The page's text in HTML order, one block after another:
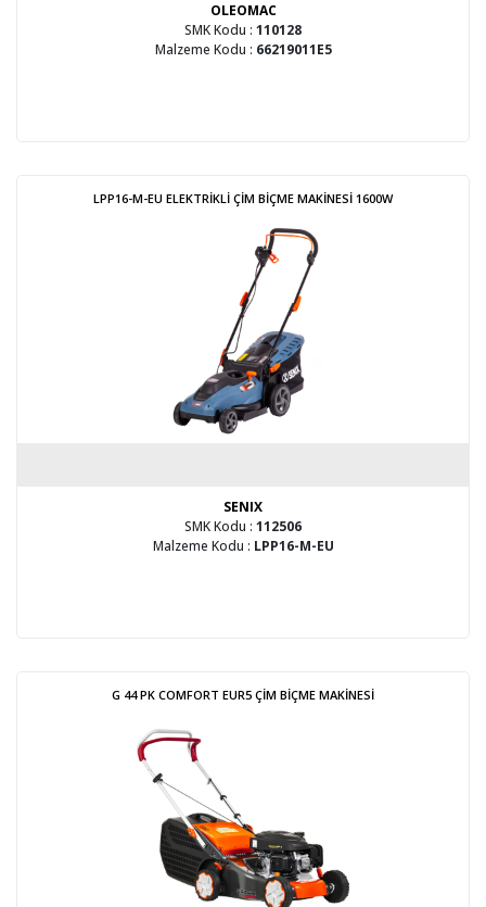
OLEOMAC
SMK Kodu : 110128
Malzeme Kodu : 66219011E5
LPP16-M-EU ELEKTRİKLİ ÇİM BİÇME MAKİNESİ 1600W
SENIX
SMK Kodu : 112506
Malzeme Kodu : LPP16-M-EU
G 44 PK COMFORT EUR5 ÇİM BİÇME MAKİNESİ